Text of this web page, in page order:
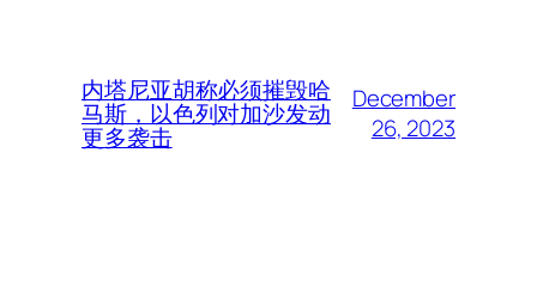
内塔尼亚胡称必须摧毁哈
马斯，以色列对加沙发动
更多袭击
December
26, 2023